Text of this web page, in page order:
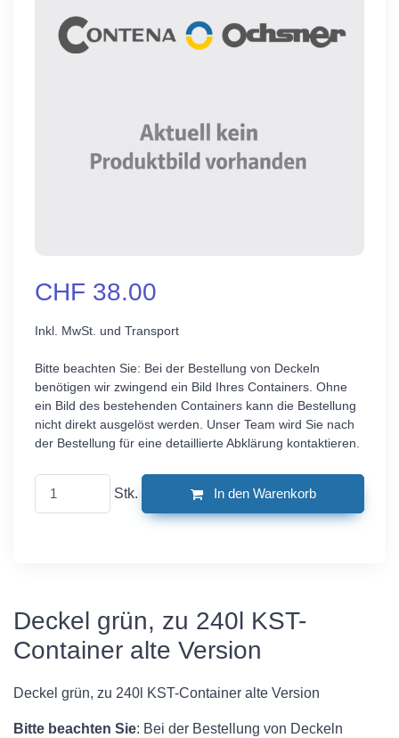
CHF 38.00
Inkl. MwSt. und Transport
Bitte beachten Sie: Bei der Bestellung von Deckeln
benötigen wir zwingend ein Bild Ihres Containers. Ohne
ein Bild des bestehenden Containers kann die Bestellung
nicht direkt ausgelöst werden. Unser Team wird Sie nach
der Bestellung für eine detaillierte Abklärung kontaktieren.
Stk. In den Warenkorb
Deckel grün, zu 240l KST-
Container alte Version
Deckel grün, zu 240l KST-Container alte Version
Bitte beachten Sie: Bei der Bestellung von Deckeln